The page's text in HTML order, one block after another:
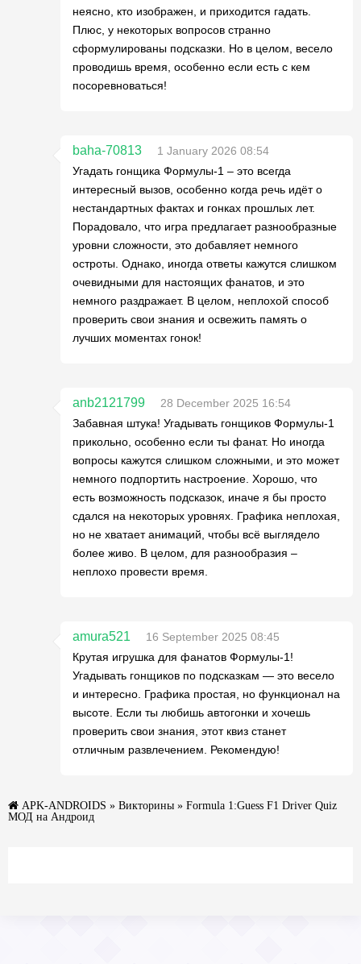
неясно, кто изображен, и приходится гадать.
Плюс, у некоторых вопросов странно
сформулированы подсказки. Но в целом, весело
проводишь время, особенно если есть с кем
посоревноваться!
baha-70813
1 January 2026 08:54
Угадать гонщика Формулы-1 – это всегда
интересный вызов, особенно когда речь идёт о
нестандартных фактах и гонках прошлых лет.
Порадовало, что игра предлагает разнообразные
уровни сложности, это добавляет немного
остроты. Однако, иногда ответы кажутся слишком
очевидными для настоящих фанатов, и это
немного раздражает. В целом, неплохой способ
проверить свои знания и освежить память о
лучших моментах гонок!
anb2121799
28 December 2025 16:54
Забавная штука! Угадывать гонщиков Формулы-1
прикольно, особенно если ты фанат. Но иногда
вопросы кажутся слишком сложными, и это может
немного подпортить настроение. Хорошо, что
есть возможность подсказок, иначе я бы просто
сдался на некоторых уровнях. Графика неплохая,
но не хватает анимаций, чтобы всё выглядело
более живо. В целом, для разнообразия –
неплохо провести время.
amura521
16 September 2025 08:45
Крутая игрушка для фанатов Формулы-1!
Угадывать гонщиков по подсказкам — это весело
и интересно. Графика простая, но функционал на
высоте. Если ты любишь автогонки и хочешь
проверить свои знания, этот квиз станет
отличным развлечением. Рекомендую!
APK-ANDROIDS » Викторины » Formula 1:Guess F1 Driver Quiz
МОД на Андроид